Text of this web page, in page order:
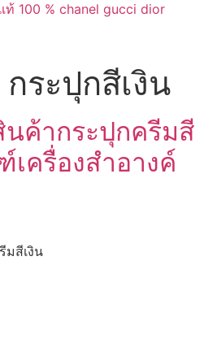
ท้ 100 % chanel gucci dior
กระปุกสีเงิน
นค้ากระปุกครีมสี
ครื่องสำอางค์
มสีเงิน